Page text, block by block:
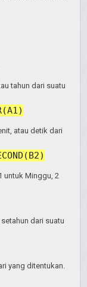
tahun dari suatu
atau detik dari
untuk Minggu, 2
dari suatu
yang ditentukan.